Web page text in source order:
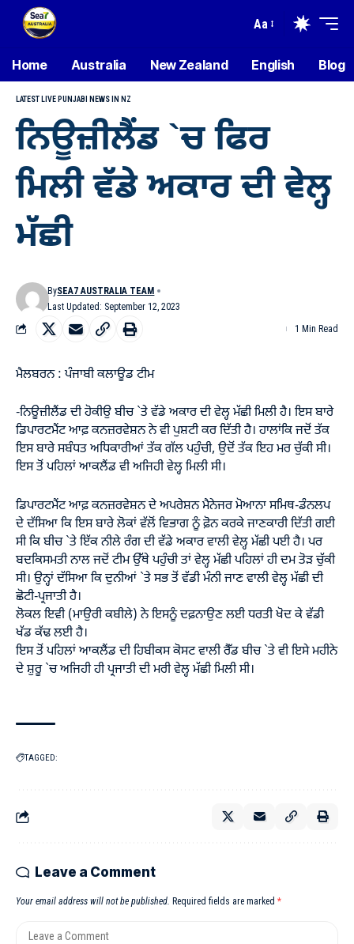
Aa
Home Australia New Zealand English Blog
LATEST LIVE PUNJABI NEWS IN NZ
ਨਿਊਜ਼ੀਲੈਂਡ `ਚ ਫਿਰ
ਮਿਲੀ ਵੱਡੇ ਅਕਾਰ ਦੀ ਵੇਲ੍ਹ
ਮੱਛੀ
Last Updated: September 12, 2023
BySEA7 AUSTRALIA TEAM
1 Min Read
ਮੈਲਬਰਨ : ਪੰਜਾਬੀ ਕਲਾਊਡ ਟੀਮ
-ਨਿਊਜ਼ੀਲੈਂਡ ਦੀ ਹੋਕੀਉ ਬੀਚ `ਤੇ ਵੱਡੇ ਅਕਾਰ ਦੀ ਵੇਲ੍ਹ ਮੱਛੀ ਮਿਲੀ ਹੈ। ਇਸ ਬਾਰੇ
ਡਿਪਾਰਟਮੈਂਟ ਆਫ਼ ਕਨਜ਼ਰਵੇਸ਼ਨ ਨੇ ਵੀ ਪੁਸ਼ਟੀ ਕਰ ਦਿੱਤੀ ਹੈ। ਹਾਲਾਂਕਿ ਜਦੋਂ ਤੱਕ
ਇਸ ਬਾਰੇ ਸਬੰਧਤ ਅਧਿਕਾਰੀਆਂ ਤੱਕ ਗੱਲ ਪਹੁੰਚੀ, ਉਦੋਂ ਤੱਕ ਇਹ ਮਰ ਚੁੱਕੀ ਸੀ।
ਇਸ ਤੋਂ ਪਹਿਲਾਂ ਆਕਲੈਂਡ ਵੀ ਅਜਿਹੀ ਵੇਲ੍ਹ ਮਿਲੀ ਸੀ।
ਡਿਪਾਰਟਮੈਂਟ ਆਫ਼ ਕਨਜ਼ਰਵੇਸ਼ਨ ਦੇ ਅਪਰੇਸ਼ਨ ਮੈਨੇਜਰ ਮੋਆਨਾ ਸਮਿਥ-ਡੰਨਲਪ
ਦੇ ਦੱਸਿਆ ਕਿ ਇਸ ਬਾਰੇ ਲੋਕਾਂ ਵੱਲੋਂ ਵਿਭਾਗ ਨੂੰ ਫ਼ੋਨ ਕਰਕੇ ਜਾਣਕਾਰੀ ਦਿੱਤੀ ਗਈ
ਸੀ ਕਿ ਬੀਚ `ਤੇ ਇੱਕ ਨੀਲੇ ਰੰਗ ਦੀ ਵੱਡੇ ਅਕਾਰ ਵਾਲੀ ਵੇਲ੍ਹ ਮੱਛੀ ਪਈ ਹੈ। ਪਰ
ਬਦਕਿਸਮਤੀ ਨਾਲ ਜਦੋਂ ਟੀਮ ਉੱਥੇ ਪਹੁੰਚੀ ਤਾਂ ਵੇਲ੍ਹ ਮੱਛੀ ਪਹਿਲਾਂ ਹੀ ਦਮ ਤੋੜ ਚੁੱਕੀ
ਸੀ। ਉਨ੍ਹਾਂ ਦੱਸਿਆ ਕਿ ਦੁਨੀਆਂ `ਤੇ ਸਭ ਤੋਂ ਵੱਡੀ ਮੰਨੀ ਜਾਣ ਵਾਲੀ ਵੇਲ੍ਹ ਮੱਛੀ ਦੀ
ਛੋਟੀ-ਪ੍ਰਜਾਤੀ ਹੈ।
ਲੋਕਲ ਇਵੀ (ਮਾਉਰੀ ਕਬੀਲੇ) ਨੇ ਇਸਨੂੰ ਦਫ਼ਨਾਉਣ ਲਈ ਧਰਤੀ ਖੋਦ ਕੇ ਵੱਡੀ
ਖੱਡ ਕੱਢ ਲਈ ਹੈ।
ਇਸ ਤੋਂ ਪਹਿਲਾਂ ਆਕਲੈਂਡ ਦੀ ਹਿਬੀਕਸ ਕੋਸਟ ਵਾਲੀ ਰੈੱਡ ਬੀਚ `ਤੇ ਵੀ ਇਸੇ ਮਹੀਨੇ
ਦੇ ਸ਼ੁਰੂ `ਚ ਅਜਿਹੀ ਹੀ ਪ੍ਰਜਾਤੀ ਦੀ ਮਰੀ ਵੇਲ੍ਹ ਮੱਛੀ ਮਿਲੀ ਸੀ।
TAGGED:
Leave a Comment
Your email address will not be published. Required fields are marked *